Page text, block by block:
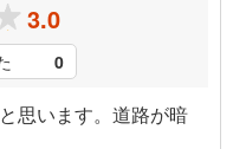
3.0
0
思います。道路が暗